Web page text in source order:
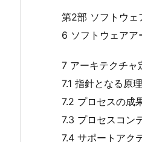
第2部 ソフトウェ
6 ソフトウェアア
7 アーキテクチャ
7.1 指針となる原理
7.2 プロセスの成
7.3 プロセスコン
7.4 サポートアク